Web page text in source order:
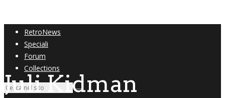
RetroNews
Speciali
Forum
Collections
Juli Kidman